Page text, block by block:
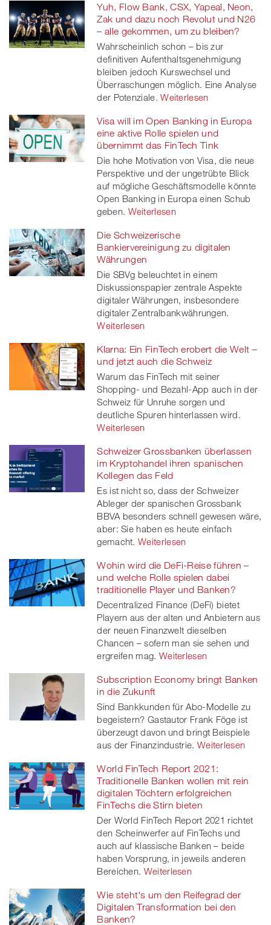
Yuh, Flow Bank, CSX, Yapeal, Neon,
Zak und dazu noch Revolut und N26
– alle gekommen, um zu bleiben?
Wahrscheinlich schon – bis zur
definitiven Aufenthaltsgenehmigung
bleiben jedoch Kurswechsel und
Überraschungen möglich. Eine Analyse
der Potenziale. Weiterlesen
Visa will im Open Banking in Europa
eine aktive Rolle spielen und
übernimmt das FinTech Tink
Die hohe Motivation von Visa, die neue
Perspektive und der ungetrübte Blick
auf mögliche Geschäftsmodelle könnte
Open Banking in Europa einen Schub
geben. Weiterlesen
Die Schweizerische
Bankiervereinigung zu digitalen
Währungen
Die SBVg beleuchtet in einem
Diskussionspapier zentrale Aspekte
digitaler Währungen, insbesondere
digitaler Zentralbankwährungen.
Weiterlesen
Klarna: Ein FinTech erobert die Welt –
und jetzt auch die Schweiz
Warum das FinTech mit seiner
Shopping- und Bezahl-App auch in der
Schweiz für Unruhe sorgen und
deutliche Spuren hinterlassen wird.
Weiterlesen
Schweizer Grossbanken überlassen
im Kryptohandel ihren spanischen
Kollegen das Feld
Es ist nicht so, dass der Schweizer
Ableger der spanischen Grossbank
BBVA besonders schnell gewesen wäre,
aber: Sie haben es heute einfach
gemacht. Weiterlesen
Wohin wird die DeFi-Reise führen –
und welche Rolle spielen dabei
traditionelle Player und Banken?
Decentralized Finance (DeFi) bietet
Playern aus der alten und Anbietern aus
der neuen Finanzwelt dieselben
Chancen – sofern man sie sehen und
ergreifen mag. Weiterlesen
Subscription Economy bringt Banken
in die Zukunft
Sind Bankkunden für Abo-Modelle zu
begeistern? Gastautor Frank Föge ist
überzeugt davon und bringt Beispiele
aus der Finanzindustrie. Weiterlesen
World FinTech Report 2021:
Traditionelle Banken wollen mit rein
digitalen Töchtern erfolgreichen
FinTechs die Stirn bieten
Der World FinTech Report 2021 richtet
den Scheinwerfer auf FinTechs und
auch auf klassische Banken – beide
haben Vorsprung, in jeweils anderen
Bereichen. Weiterlesen
Wie steht's um den Reifegrad der
Digitalen Transformation bei den
Banken?